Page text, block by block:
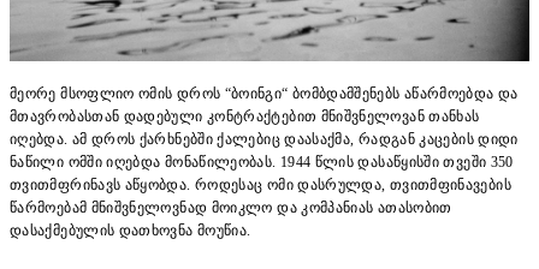
მეორე მსოფლიო ომის დროს “ბოინგი“ ბომბდამშენებს აწარმოებდა და
მთავრობასთან დადებული კონტრაქტებით მნიშვნელოვან თანხას
იღებდა. ამ დროს ქარხნებში ქალებიც დაასაქმა, რადგან კაცების დიდი
ნაწილი ომში იღებდა მონაწილეობას. 1944 წლის დასაწყისში თვეში 350
თვითმფრინავს აწყობდა. როდესაც ომი დასრულდა, თვითმფინავების
წარმოებამ მნიშვნელოვნად მოიკლო და კომპანიას ათასობით
დასაქმებულის დათხოვნა მოუწია.